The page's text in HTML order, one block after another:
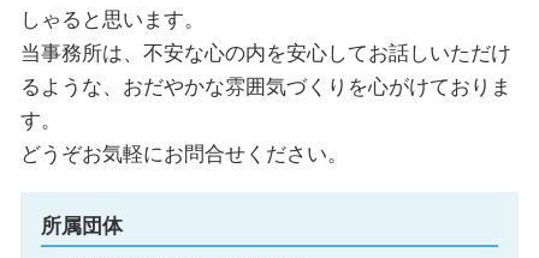
しゃると思います。
当事務所は、不安な心の内を安心してお話しいただけ
るような、おだやかな雰囲気づくりを心がけておりま
す。
どうぞお気軽にお問合せください。
所属団体